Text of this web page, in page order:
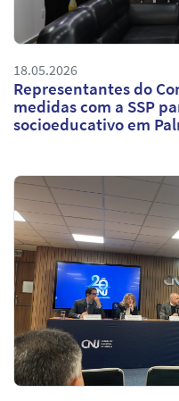
18.05.2026
Representantes do
medidas com a SSP
socioeducativo em